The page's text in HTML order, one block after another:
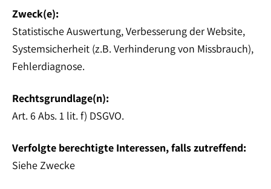
Zweck(e):
Statistische Auswertung, Verbesserung der Website,
Systemsicherheit (z.B. Verhinderung von Missbrauch),
Fehlerdiagnose.
Rechtsgrundlage(n):
Art. 6 Abs. 1 lit. f) DSGVO.
Verfolgte berechtigte Interessen, falls zutreffend:
Siehe Zwecke